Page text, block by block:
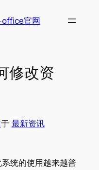
官网
修改资
于 最新资讯
统的使用越来越普